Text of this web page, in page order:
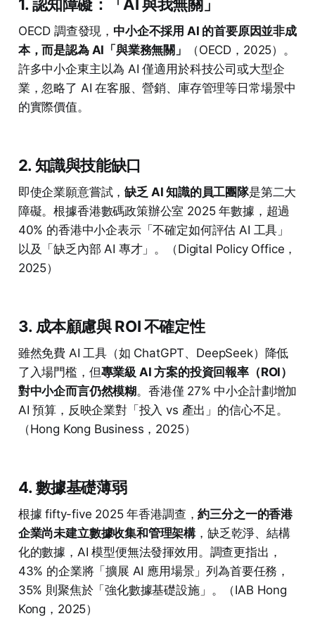
1. 認知障礙：「AI 與我無關」
OECD 調查發現， 中小企不採用 AI 的首要原因並非成
本，而是認為 AI「與業務無關」
（OECD，2025）。
許多中小企東主以為 AI 僅適用於科技公司或大型企
業，忽略了 AI 在客服、營銷、庫存管理等日常場景中
的實際價值。
2. 知識與技能缺口
即使企業願意嘗試，缺乏 AI 知識的員工團隊是第二大
障礙。根據香港數碼政策辦公室 2025 年數據，超過
40% 的香港中小企表示「不確定如何評估 AI 工具」
以及「缺乏內部 AI 專才」。（Digital Policy Office，
2025）
3. 成本顧慮與 ROI 不確定性
雖然免費 AI 工具（如 ChatGPT、DeepSeek）降低
了入場門檻，但專業級 AI 方案的投資回報率（ROI）
對中小企而言仍然模糊。香港僅 27% 中小企計劃增加
AI 預算，反映企業對「投入 vs 產出」的信心不足。
（Hong Kong Business，2025）
4. 數據基礎薄弱
根據 fifty-five 2025 年香港調查，約三分之一的香港
企業尚未建立數據收集和管理架構，缺乏乾淨、結構
化的數據，AI 模型便無法發揮效用。調查更指出，
43% 的企業將「擴展 AI 應用場景」列為首要任務，
35% 則聚焦於「強化數據基礎設施」。（IAB Hong
Kong，2025）